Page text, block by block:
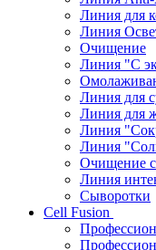
Линия для
Линия
Очищение
Линия "С
Линия для
Линия для
Линия
Линия
Очищение с
Линия
Сыворотки
Cell Fusion